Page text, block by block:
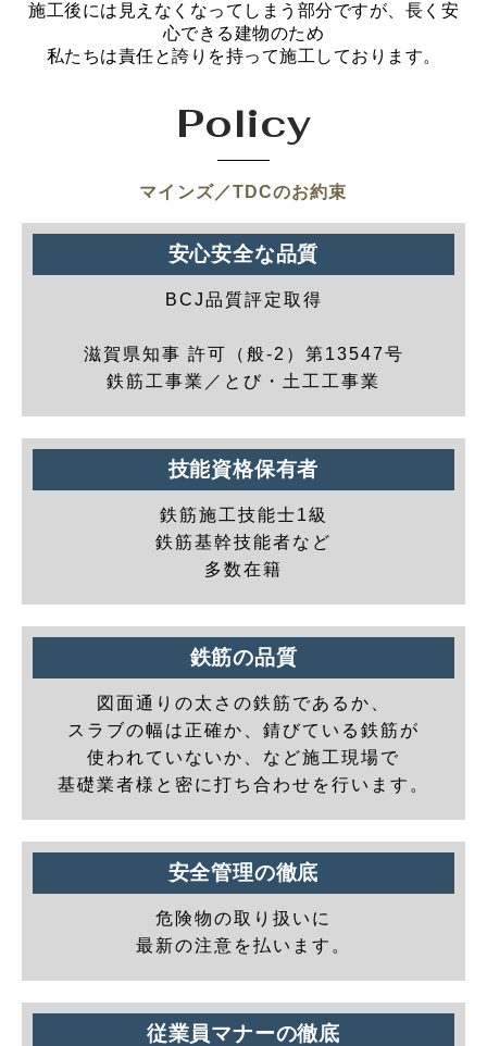
施工後には見えなくなってしまう部分ですが、長く安
心できる建物のため
私たちは責任と誇りを持って施工しております。
Policy
マインズ／TDCのお約束
安心安全な品質
BCJ品質評定取得
滋賀県知事 許可（般-2）第13547号
鉄筋工事業／とび・土工工事業
技能資格保有者
鉄筋施工技能士1級
鉄筋基幹技能者など
多数在籍
鉄筋の品質
図面通りの太さの鉄筋であるか、
スラブの幅は正確か、錆びている鉄筋が
使われていないか、など施工現場で
基礎業者様と密に打ち合わせを行います。
安全管理の徹底
危険物の取り扱いに
最新の注意を払います。
従業員マナーの徹底